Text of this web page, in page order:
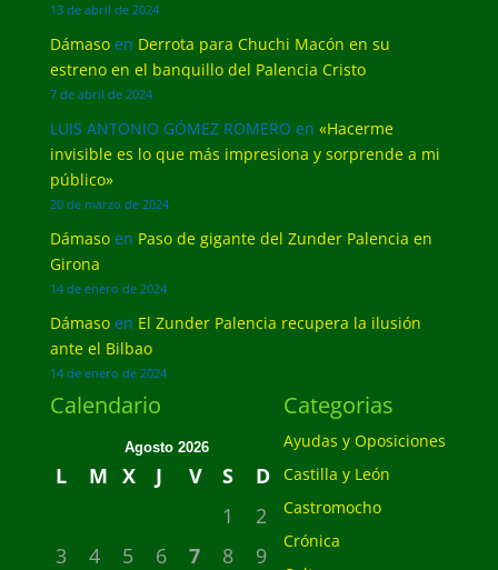
13 de abril de 2024
Dámasoen Derrota para Chuchi Macón en su
estreno en el banquillo del Palencia Cristo
7 de abril de 2024
LUIS ANTONIO GÓMEZ ROMERO en «Hacerme
invisible es lo que más impresiona y sorprende a mi
público»
20 de marzo de 2024
Dámasoen Paso de gigante del Zunder Palencia en
Girona
14 de enero de 2024
Dámasoen El Zunder Palencia recupera la ilusión
ante el Bilbao
14 de enero de 2024
Calendario
Agosto 2026
L M X J V S
D
1
2
3
4 5 6 7 8
9
Categorias
Ayudas y Oposiciones
Castilla y León
Castromocho
Crónica